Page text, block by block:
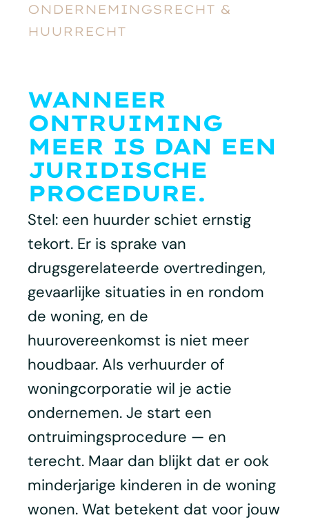
ONDERNEMINGSRECHT &
HUURRECHT
WANNEER
ONTRUIMING
MEER IS DAN EEN
JURIDISCHE
PROCEDURE.
Stel: een huurder schiet ernstig
tekort. Er is sprake van
drugsgerelateerde overtredingen,
gevaarlijke situaties in en rondom
de woning, en de
huurovereenkomst is niet meer
houdbaar. Als verhuurder of
woningcorporatie wil je actie
ondernemen. Je start een
ontruimingsprocedure — en
terecht. Maar dan blijkt dat er ook
minderjarige kinderen in de woning
wonen. Wat betekent dat voor jouw